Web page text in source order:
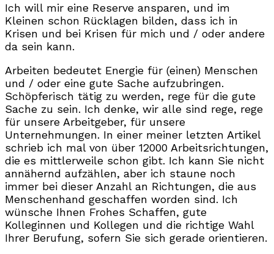
Ich will mir eine Reserve ansparen, und im
Kleinen schon Rücklagen bilden, dass ich in
Krisen und bei Krisen für mich und / oder andere
da sein kann.
Arbeiten bedeutet Energie für (einen) Menschen
und / oder eine gute Sache aufzubringen.
Schöpferisch tätig zu werden, rege für die gute
Sache zu sein. Ich denke, wir alle sind rege, rege
für unsere Arbeitgeber, für unsere
Unternehmungen. In einer meiner letzten Artikel
schrieb ich mal von über 12000 Arbeitsrichtungen,
die es mittlerweile schon gibt. Ich kann Sie nicht
annähernd aufzählen, aber ich staune noch
immer bei dieser Anzahl an Richtungen, die aus
Menschenhand geschaffen worden sind. Ich
wünsche Ihnen Frohes Schaffen, gute
Kolleginnen und Kollegen und die richtige Wahl
Ihrer Berufung, sofern Sie sich gerade orientieren.